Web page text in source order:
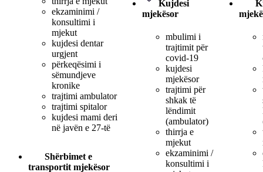
ekzaminimi /
konsultimi i
mjekut
kujdesi dentar
urgjent
përkeqësimi i
sëmundjeve
kronike
trajtimi ambulator
trajtimi spitalor
kujdesi mami deri
në javën e 27-të
Shërbimet e
transportit mjekësor
Kujdesi
mjekësor
mbulimi i
trajtimit për
covid-19
kujdesi
mjekësor
trajtimi për
shkak të
lëndimit
(ambulator)
thirrja e
mjekut
ekzaminimi /
konsultimi i